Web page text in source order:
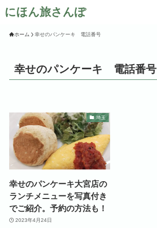
にほん旅さんぽ
ホーム 幸せのパンケーキ 電話番号
幸せのパンケーキ 電話番号
埼玉
幸せのパンケーキ大宮店の
ランチメニューを写真付き
でご紹介。予約の方法も！
2023年4月24日